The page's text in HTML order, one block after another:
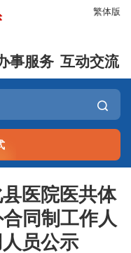
繁体版
事服务 互动交流
医院医共体
同制工作人
员公示